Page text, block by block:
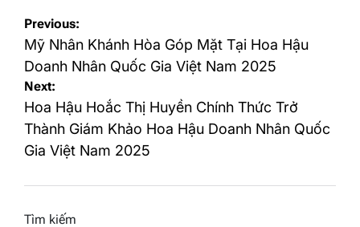
Điều
hướng
bài
viết
Previous:
Mỹ Nhân Khánh Hòa Góp Mặt Tại Hoa Hậu
Doanh Nhân Quốc Gia Việt Nam 2025
Next:
Hoa Hậu Hoắc Thị Huyền Chính Thức Trở
Thành Giám Khảo Hoa Hậu Doanh Nhân Quốc
Gia Việt Nam 2025
Tìm kiếm